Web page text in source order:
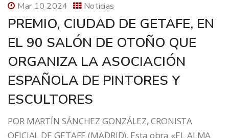
Mar 10 2024 Noticias
PREMIO, CIUDAD DE GETAFE, EN
EL 90 SALÓN DE OTOÑO QUE
ORGANIZA LA ASOCIACIÓN
ESPAÑOLA DE PINTORES Y
ESCULTORES
POR MARTÍN SÁNCHEZ GONZÁLEZ, CRONISTA
OFICIAL DE GETAFE (MADRID). Esta obra «EL ALMA